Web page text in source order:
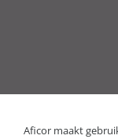
Aficor maakt